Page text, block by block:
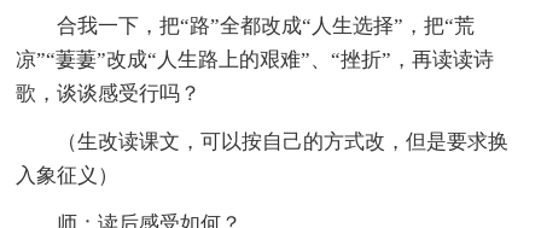
合我一下，把“路”全都改成“人生选择”，把“荒
凉”“萋萋”改成“人生路上的艰难”、“挫折”，再读读诗
歌，谈谈感受行吗？
（生改读课文，可以按自己的方式改，但是要求换
入象征义）